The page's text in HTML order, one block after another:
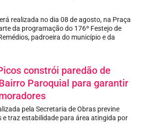
realizada no dia 08 de agosto, na Praça
da programação do 176º Festejo de
padroeira do município e da
constrói paredão de
Paroquial para garantir
pela Secretaria de Obras previne
e traz estabilidade para área atingida por